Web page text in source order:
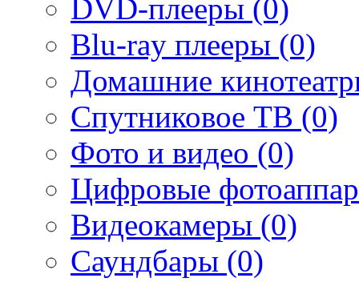
DVD-плееры (0)
Blu-ray плееры (0)
Домашние
Спутниковое ТВ (0)
Фото и видео (0)
Цифровые
Видеокамеры (0)
Саундбары (0)